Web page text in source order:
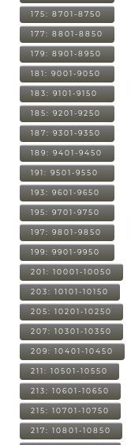
175: 8701-8750
177: 8801-8850
179: 8901-8950
181: 9001-9050
183: 9101-9150
185: 9201-9250
187: 9301-9350
189: 9401-9450
191: 9501-9550
193: 9601-9650
195: 9701-9750
197: 9801-9850
199: 9901-9950
201: 10001-10050
203: 10101-10150
205: 10201-10250
207: 10301-10350
209: 10401-10450
211: 10501-10550
213: 10601-10650
215: 10701-10750
217: 10801-10850